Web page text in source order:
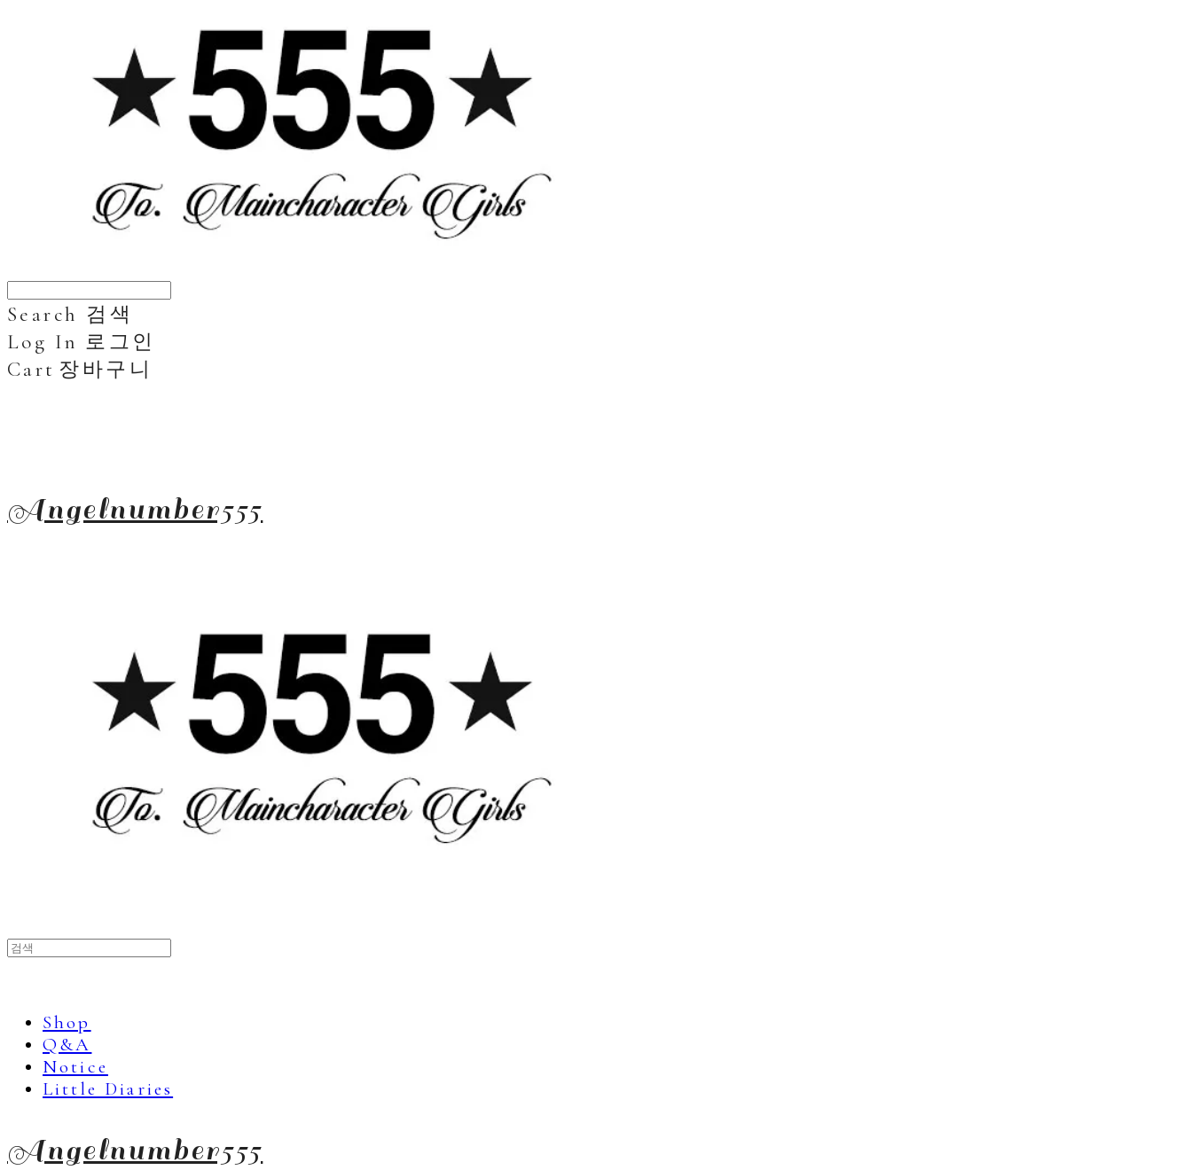
Search 검색
Log In 로그인
Cart 장바구니
Angelnumber555
Shop
Q&A
Notice
Little Diaries
Angelnumber555